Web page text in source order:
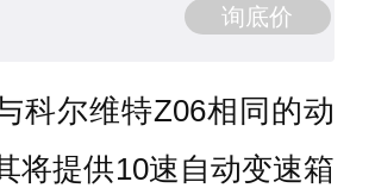
询底价
科尔维特Z06相同的动
将提供10速自动变速箱